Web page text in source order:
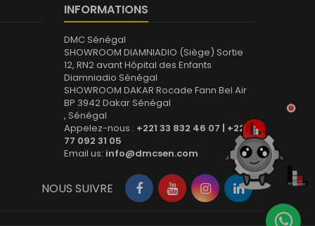
INFORMATIONS
DMC Sénégal
SHOWROOM DIAMNIADIO (Siège) Sortie
12, RN2 avant Hôpital des Enfants
Diamniadio Sénégal
SHOWROOM DAKAR Rocade Fann Bel Air
BP 3942 Dakar Sénégal
, Sénégal
Appelez-nous : +221 33 832 46 07 | +221
77 092 31 05
Email us: info@dmcsen.com
NOUS SUIVRE